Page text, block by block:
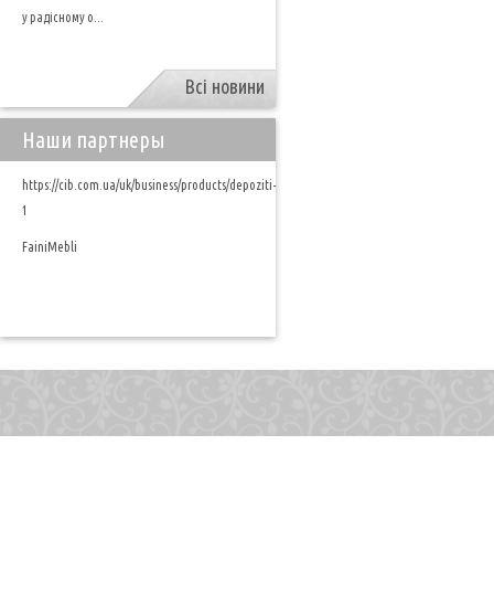
у радісному о...
Всі новини
Наши партнеры
https://cib.com.ua/uk/business/products/depoziti-
1
FainiMebli